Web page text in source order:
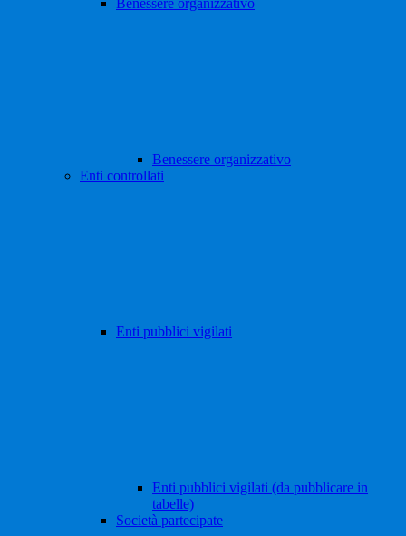
Benessere organizzativo
Benessere organizzativo
Enti controllati
Enti pubblici vigilati
Enti pubblici vigilati (da pubblicare in
tabelle)
Società partecipate